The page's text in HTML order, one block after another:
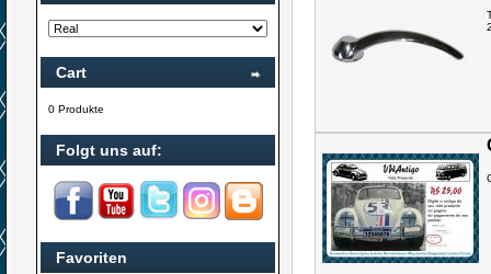
Cart
0 Produkte
Folgt uns auf:
Favoriten